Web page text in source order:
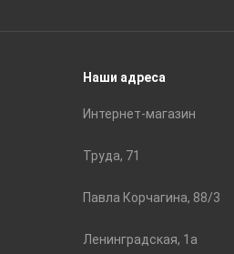
Наши адреса
Интернет-магазин
Труда, 71
Павла Корчагина, 88/3
Ленинградская, 1а